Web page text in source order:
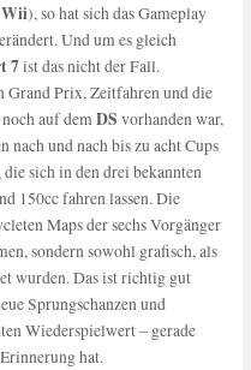
Wii), so hat sich das Gameplay
Und um es gleich
7ist das nicht der Fall.
Grand Prix, Zeitfahren und die
noch auf demDS vorhanden war,
und nach bis zu acht Cups
sich in den drei bekannten
150cc fahren lassen. Die
Maps der sechs Vorgänger
sondern sowohl grafisch, als
wurden. Das ist richtig gut
Sprungschanzen und
Wiederspielwert – gerade
hat.